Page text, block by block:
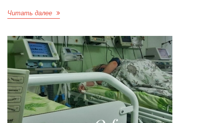
Читать далее